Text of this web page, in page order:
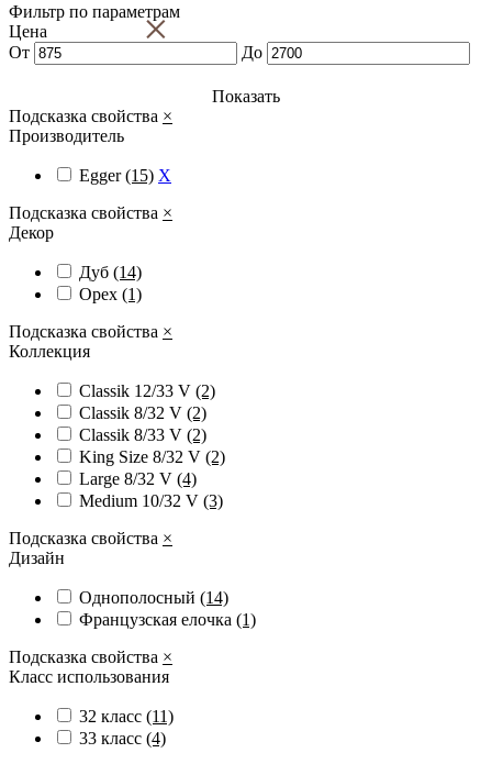
Фильтр по параметрам
×
Цена
От
До
Показать
Подсказка свойства ×
Производитель
Egger(15) X
Подсказка свойства ×
Декор
Дуб (14)
Орех (1)
Подсказка свойства ×
Коллекция
Classik 12/33 V (2)
Classik 8/32 V (2)
Classik 8/33 V (2)
King Size 8/32 V (2)
Large 8/32 V (4)
Medium 10/32 V (3)
Подсказка свойства ×
Дизайн
Однополосный (14)
Французская елочка (1)
Подсказка свойства ×
Класс использования
32 класс (11)
33 класс (4)